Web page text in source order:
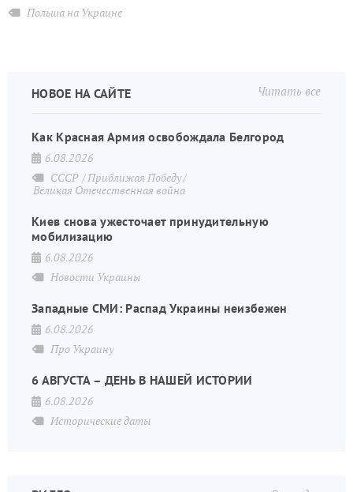
Польша на Украине
Читать все
НОВОЕ НА САЙТЕ
Как Красная Армия освобождала Белгород
6.08.2026
СССР Приближая Победу
Великая Отечественная война
Киев снова ужесточает принудительную
мобилизацию
6.08.2026
Новости Украины
Западные СМИ: Распад Украины неизбежен
6.08.2026
Про Украину
6 АВГУСТА – ДЕНЬ В НАШЕЙ ИСТОРИИ
6.08.2026
Исторические даты